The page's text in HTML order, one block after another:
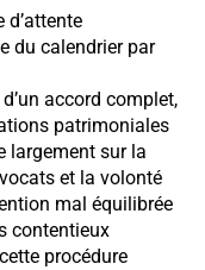
d’attente
du calendrier par
accord complet,
patrimoniales
largement sur la
et la volonté
mal équilibrée
contentieux
procédure